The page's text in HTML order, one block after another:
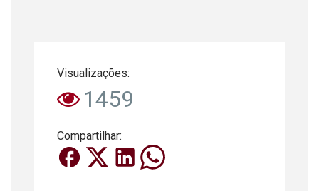
Visualizações:
1459
Compartilhar: